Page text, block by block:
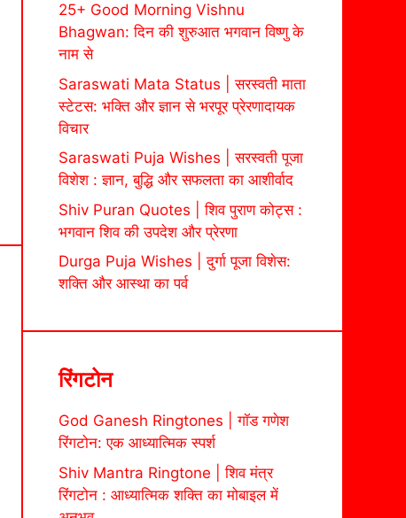
25+ Good Morning Vishnu
Bhagwan: दिन की शुरुआत भगवान विष्णु के
नाम से
Saraswati Mata Status | सरस्वती माता
स्टेटस: भक्ति और ज्ञान से भरपूर प्रेरणादायक
विचार
Saraswati Puja Wishes | सरस्वती पूजा
विशेश : ज्ञान, बुद्धि और सफलता का आशीर्वाद
Shiv Puran Quotes | शिव पुराण कोट्स :
भगवान शिव की उपदेश और प्रेरणा
Durga Puja Wishes | दुर्गा पूजा विशेस:
शक्ति और आस्था का पर्व
रिंगटोन
God Ganesh Ringtones | गॉड गणेश
रिंगटोन: एक आध्यात्मिक स्पर्श
Shiv Mantra Ringtone | शिव मंत्र
रिंगटोन : आध्यात्मिक शक्ति का मोबाइल में